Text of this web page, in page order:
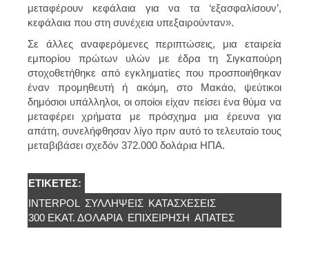
μεταφέρουν κεφάλαια για να τα ‘εξασφαλίσουν’,
κεφάλαια που στη συνέχεια υπεξαιρούνταν».
Σε άλλες αναφερόμενες περιπτώσεις, μια εταιρεία
εμπορίου πρώτων υλών με έδρα τη Σιγκαπούρη
στοχοθετήθηκε από εγκληματίες που προσποιήθηκαν
έναν προμηθευτή ή ακόμη, στο Μακάο, ψεύτικοι
δημόσιοι υπάλληλοι, οι οποίοι είχαν πείσει ένα θύμα να
μεταφέρει χρήματα με πρόσχημα μια έρευνα για
απάτη, συνελήφθησαν λίγο πριν αυτό το τελευταίο τους
μεταβιβάσει σχεδόν 372.000 δολάρια ΗΠΑ.
ΕΤΙΚΈΤΕΣ:
INTERPOL ΣΥΛΛΉΨΕΙΣ ΚΑΤΑΣΧΕΣΕΙΣ
300 ΕΚΑΤ. ΔΟΛΆΡΙΑ ΕΠΙΧΕΙΡΗΣΗ ΑΠΑΤΕΣ